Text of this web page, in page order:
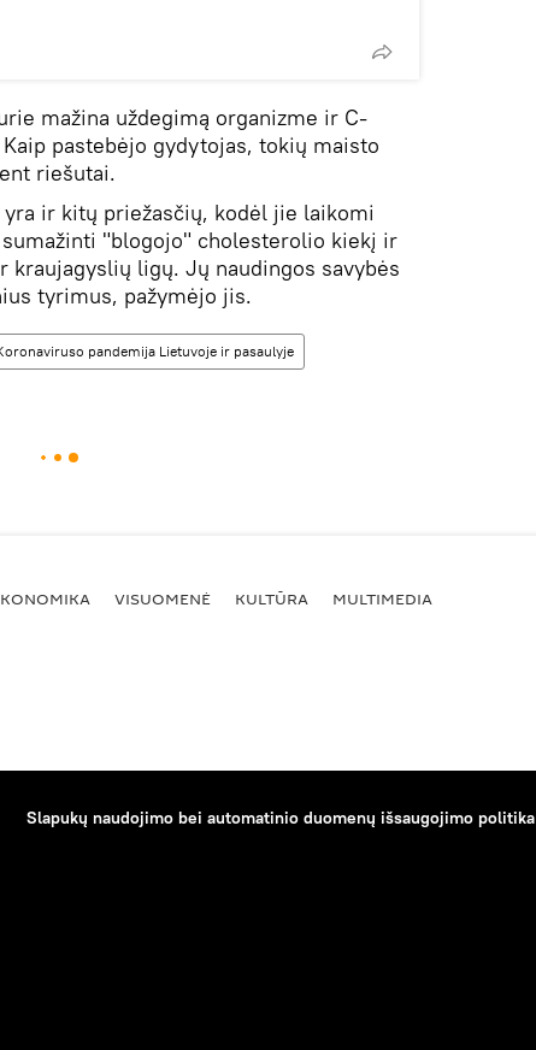
mažina uždegimą organizme ir C-
pastebėjo gydytojas, tokių maisto
riešutai.
ir kitų priežasčių, kodėl jie laikomi
"blogojo" cholesterolio kiekį ir
ligų. Jų naudingos savybės
tyrimus, pažymėjo jis.
pandemija Lietuvoje ir pasaulyje
VISUOMENĖ KULTŪRA MULTIMEDIA
Slapukų naudojimo bei automatinio duomenų išsaugojimo politika